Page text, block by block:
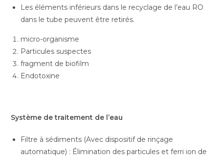
Les éléments inférieurs dans le recyclage de l’eau RO
dans le tube peuvent être retirés.
micro-organisme
Particules suspectes
fragment de biofilm
Endotoxine
Système de traitement de l’eau
Filtre à sédiments (Avec dispositif de rinçage
automatique) : Élimination des particules et ferri ion de